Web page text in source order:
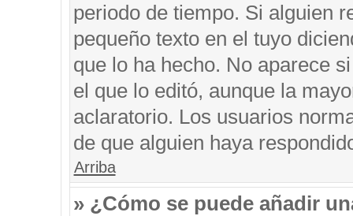
periodo de tiempo. Si alguien
pequeño texto en el tuyo
que lo ha hecho. No aparece
el que lo editó, aunque la
aclaratorio. Los usuarios
de que alguien haya
Arriba
» ¿Cómo se puede añadir